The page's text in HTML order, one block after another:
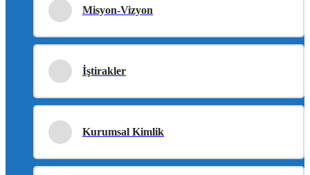
Misyon-Vizyon
İştirakler
Kurumsal Kimlik